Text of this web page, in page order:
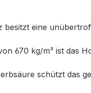
besitzt eine
670 kg/m³ ist das
schützt das